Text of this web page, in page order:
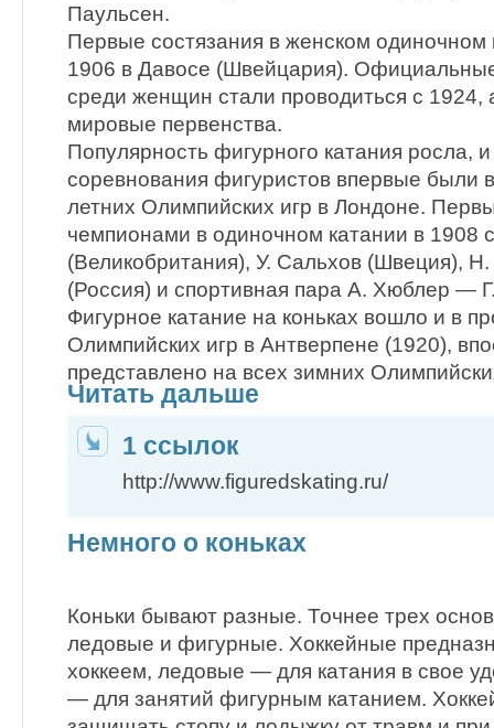
Паульсен.
Первые состязания в женском одиночном
1906 в Давосе (Швейцария).
среди женщин стали проводиться с
мировые первенства.
Популярность фигурного катания росла,
соревнования фигуристов впервые были
летних Олимпийских игр в Лондоне.
чемпионами в одиночном катании в 1908
(Великобритания), У. Сальхов (Швеция),
(Россия) и спортивная пара А. Хюблер —
Фигурное катание на коньках вошло и в
Олимпийских игр в Антверпене (1920),
представлено на всех зимних
Читать дальше
1 ссылок
http://www.figuredskating.ru/
Немного о коньках
Коньки бывают разные. Точнее трех
ледовые и фигурные. Хоккейные
хоккеем, ледовые — для катания в свое
— для занятий фигурным катанием.